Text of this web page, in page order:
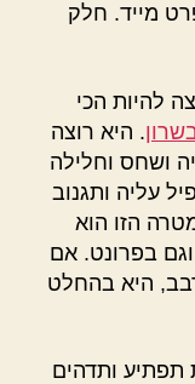
מייד. חלק
להיות הכי
. היא רוצה
ושחס וחלילה
עליה ותגנוב
הזו הוא
בפרונט. אם
היא בהחלט
ותדהים